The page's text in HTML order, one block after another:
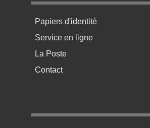
Menu pratique bas de page 1
Papiers d'identité
Service en ligne
La Poste
Contact
Menu pratique bas de page 2